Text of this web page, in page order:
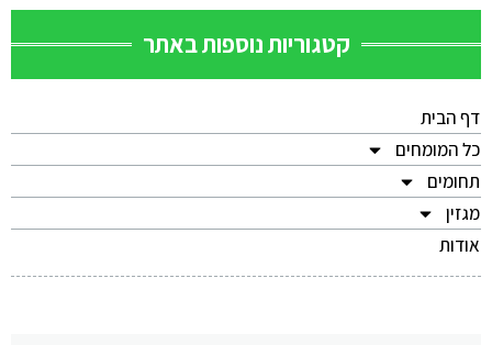
קטגוריות נוספות באתר
דף הבית
כל המומחים
תחומים
מגזין
אודות